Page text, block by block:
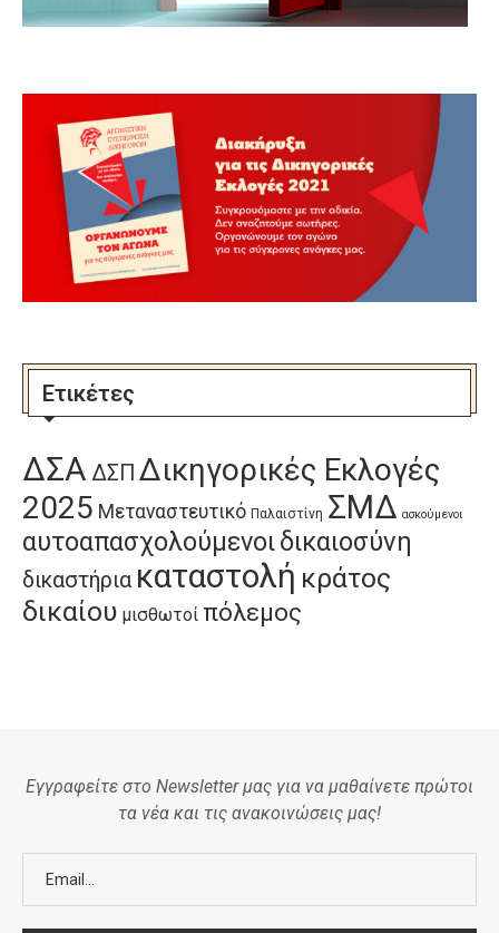
Ετικέτες
ΔΣΑ ΔΣΠ Δικηγορικές Εκλογές
2025 Μεταναστευτικό Παλαιστίνη ΣΜΔ ασκούμενοι
αυτοαπασχολούμενοιδικαιοσύνη
δικαστήρια καταστολή κράτος
δικαίου μισθωτοί πόλεμος
Εγγραφείτε στο Newsletter μας για να μαθαίνετε πρώτοι
τα νέα και τις ανακοινώσεις μας!